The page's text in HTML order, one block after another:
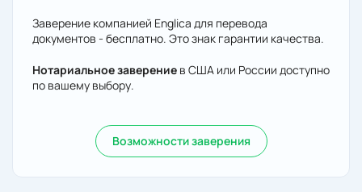
Заверение компанией Englica для перевода
документов - бесплатно. Это знак гарантии качества.
Нотариальное заверение в США или России доступно
по вашему выбору.
Возможности заверения